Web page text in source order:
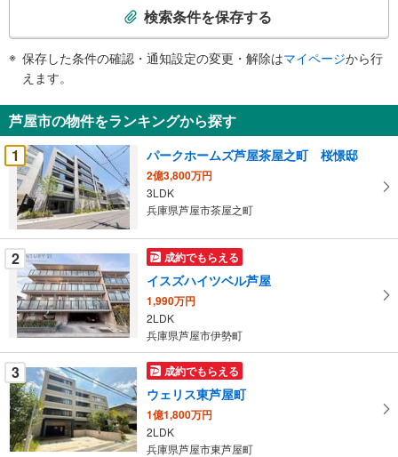
知
を
受
け
取
る
・
条
件
を
マ
イ
ペ
ー
ジ
に
保
存
検索条件を保存する
保存した条件の確認・通知設定の変更・解除はマイページから行
えます。
芦屋市の物件をランキングから探す
1
パークホームズ芦屋茶屋之町 桜憬邸
2億3,800万円
3LDK
兵庫県芦屋市茶屋之町
2 成約でもらえる
イスズハイツベル芦屋
1,990万円
2LDK
兵庫県芦屋市伊勢町
3 成約でもらえる
ウェリス東芦屋町
1億1,800万円
2LDK
兵庫県芦屋市東芦屋町